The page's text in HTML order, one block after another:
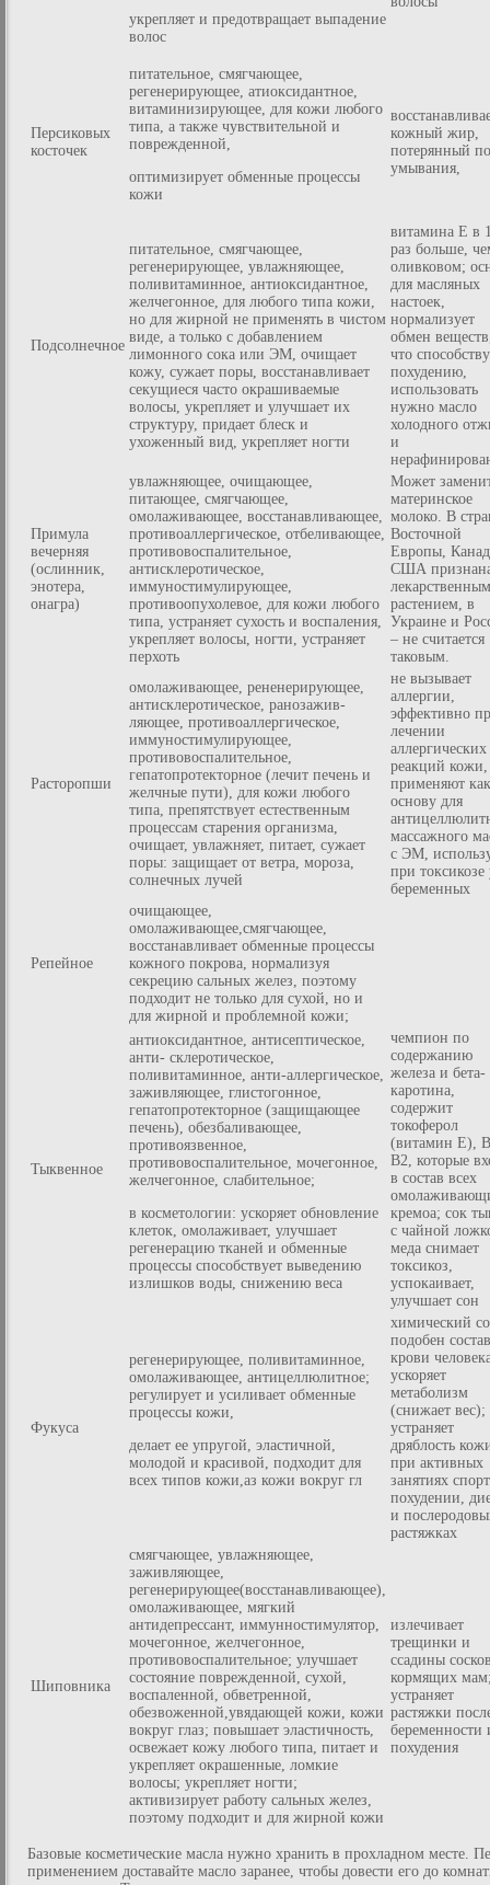
укрепляет и предотвращает выпадение
волос
Персиковых
косточек
питательное, смягчающее,
регенерирующее, атиоксидантное,
витаминизирующее, для кожи любого
типа, а также чувствительной и
поврежденной,
оптимизирует обменные процессы
кожи
кожный жир,
потерянный
умывания,
Подсолнечное
питательное, смягчающее,
регенерирующее, увлажняющее,
поливитаминное, антиоксидантное,
желчегонное, для любого типа кожи,
но для жирной не применять в чистом
виде, а только с добавлением
лимонного сока или ЭМ, очищает
кожу, сужает поры, восстанавливает
секущиеся часто окрашиваемые
волосы, укрепляет и улучшает их
структуру, придает блеск и
ухоженный вид, укрепляет ногти
витамина Е в
раз больше,
оливковом;
для масляных
настоек,
нормализует
обмен
что
похудению,
использовать
нужно масло
холодного
и
Примула
вечерняя
(ослинник,
энотера,
онагра)
увлажняющее, очищающее,
питающее, смягчающее,
омолаживающее, восстанавливающее,
противоаллергическое, отбеливающее,
противовоспалительное,
антисклеротическое,
иммуностимулирующее,
противоопухолевое, для кожи любого
типа, устраняет сухость и воспаления,
укрепляет волосы, ногти, устраняет
перхоть
Может
материнское
молоко. В
Восточной
Европы,
США
лекарственным
растением, в
Украине и
– не считается
таковым.
Расторопши
омолаживающее, рененерирующее,
антисклеротическое, ранозажив-
ляющее, противоаллергическое,
иммуностимулирующее,
противовоспалительное,
гепатопротекторное (лечит печень и
желчные пути), для кожи любого
типа, препятствует естественным
процессам старения организма,
очищает, увлажняет, питает, сужает
поры: защищает от ветра, мороза,
солнечных лучей
не вызывает
аллергии,
эффективно
лечении
аллергических
реакций кожи,
применяют как
основу для
массажного
с ЭМ,
при токсикозе
беременных
Репейное
очищающее,
омолаживающее,смягчающее,
восстанавливает обменные процессы
кожного покрова, нормализуя
секрецию сальных желез, поэтому
подходит не только для сухой, но и
для жирной и проблемной кожи;
Тыквенное
антиоксидантное, антисептическое,
анти- склеротическое,
поливитаминное, анти-аллергическое,
заживляющее, глистогонное,
гепатопротекторное (защищающее
печень), обезбаливающее,
противоязвенное,
противовоспалительное, мочегонное,
желчегонное, слабительное;
в косметологии: ускоряет обновление
клеток, омолаживает, улучшает
регенерацию тканей и обменные
процессы способствует выведению
излишков воды, снижению веса
чемпион по
содержанию
железа и бета-
каротина,
содержит
токоферол
(витамин Е),
В2, которые
в состав всех
кремоа; сок
с чайной
меда снимает
токсикоз,
успокаивает,
улучшает сон
Фукуса
регенерирующее, поливитаминное,
омолаживающее, антицеллюлитное;
регулирует и усиливает обменные
процессы кожи,
делает ее упругой, эластичной,
молодой и красивой, подходит для
всех типов кожи,аз кожи вокруг гл
химический
подобен
крови
ускоряет
метаболизм
(снижает вес);
устраняет
дряблость
при активных
занятиях
похудении,
и
растяжках
Шиповника
смягчающее, увлажняющее,
заживляющее,
регенерирующее(восстанавливающее),
омолаживающее, мягкий
антидепрессант, иммунностимулятор,
мочегонное, желчегонное,
противовоспалительное; улучшает
состояние поврежденной, сухой,
воспаленной, обветренной,
обезвоженной,увядающей кожи, кожи
вокруг глаз; повышает эластичность,
освежает кожу любого типа, питает и
укрепляет окрашенные, ломкие
волосы; укрепляет ногти;
активизирует работу сальных желез,
поэтому подходит и для жирной кожи
излечивает
трещинки и
ссадины
кормящих
устраняет
растяжки
беременности
похудения
Базовые косметические масла нужно хранить в прохладном месте.
применением доставайте масло заранее, чтобы довести его до